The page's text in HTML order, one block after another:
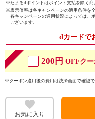
※たまるdポイントはポイント支払を除く商
※表示倍率は各キャンペーンの適用条件を
各キャンペーンの適用状況によっては、
ございます。
dカードで
200円 OFFク
※クーポン適用後の費用は決済画面で確認
お気に入り